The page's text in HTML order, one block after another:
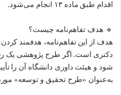
اقدام طبق ماده ۱۳ انجام می‌شود.
🔹 هدف تفاهم‌نامه چیست؟
هدف از این تفاهم‌نامه، هدفمند
دکتری است. اگر طرح پژوهشی یک
به‌عنوان «طرح تحقیق و توسعه» مورد